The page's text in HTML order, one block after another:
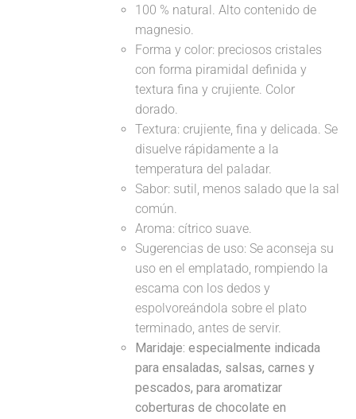
100 % natural. Alto contenido de
magnesio.
Forma y color: preciosos cristales
con forma piramidal definida y
textura fina y crujiente. Color
dorado.
Textura: crujiente, fina y delicada. Se
disuelve rápidamente a la
temperatura del paladar.
Sabor: sutil, menos salado que la sal
común.
Aroma: cítrico suave.
Sugerencias de uso: Se aconseja su
uso en el emplatado, rompiendo la
escama con los dedos y
espolvoreándola sobre el plato
terminado, antes de servir.
Maridaje: especialmente indicada
para ensaladas, salsas, carnes y
pescados, para aromatizar
coberturas de chocolate en